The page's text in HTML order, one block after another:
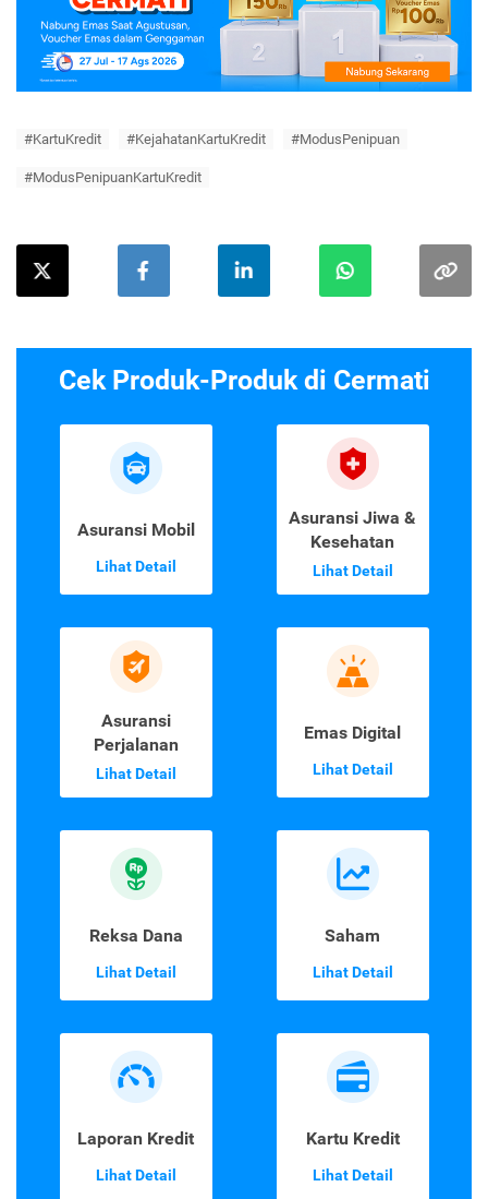
#KartuKredit #KejahatanKartuKredit #ModusPenipuan
#ModusPenipuanKartuKredit
Cek Produk-Produk di Cermati
Asuransi Mobil
Lihat Detail
Asuransi Jiwa &
Kesehatan
Lihat Detail
Asuransi
Perjalanan
Lihat Detail
Emas Digital
Lihat Detail
Reksa Dana
Lihat Detail
Saham
Lihat Detail
Laporan Kredit
Lihat Detail
Kartu Kredit
Lihat Detail